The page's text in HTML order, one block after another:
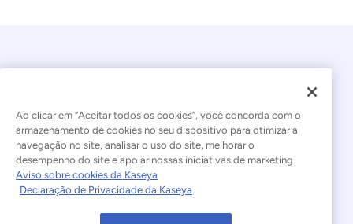
© 2026 Kaseya. Todos os direitos reservados.
Português Brasileiro
Declaração sobre a Escravidão Moderna
Ao clicar em “Aceitar todos os cookies”, você concorda com o
armazenamento de cookies no seu dispositivo para otimizar a
navegação no site, analisar o uso do site, melhorar o
desempenho do site e apoiar nossas iniciativas de marketing.
Aviso sobre cookies da Kaseya
Declaração de Privacidade da Kaseya